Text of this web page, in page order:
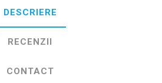
DESCRIERE
RECENZII
CONTACT